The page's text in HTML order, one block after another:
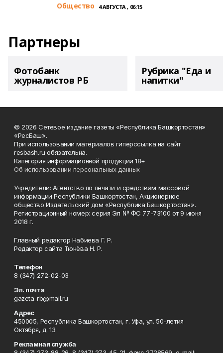
Общество 4 АВГУСТА , 06:15
Партнеры
Фотобанк
журналистов РБ
Рубрика "Еда и
напитки"
© 2026 Сетевое издание газеты «Республика Башкортостан»
«РесБаш».
При использовании материалов гиперссылка на сайт
resbash.ru обязательна.
Категория информационной продукции 18+
Об использовании персональных данных
Учредители: Агентство по печати и средствам массовой
информации Республики Башкортостан, Акционерное
общество Издательский дом «Республика Башкортостан».
Регистрационный номер: серия Эл № ФС 77-73100 от 9 июня
2018 г.
Главный редактор Набиева Г. Р.
Редактор сайта Тюнёва Н. Р.
Телефон
8 (347) 272-02-03
Эл. почта
gazeta_rb@mail.ru
Адрес
450005, Республика Башкортостан, г. Уфа, ул. 50-летия
Октября, д. 13
Рекламная служба